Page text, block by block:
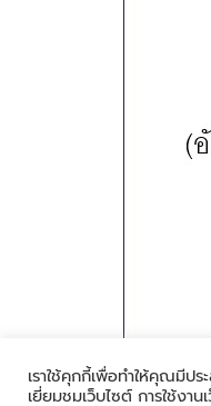
เราใช้คุกกี้เพื่อทำให้คุณมีป
เยี่ยมชมเว็บไซต์ การใช้งา